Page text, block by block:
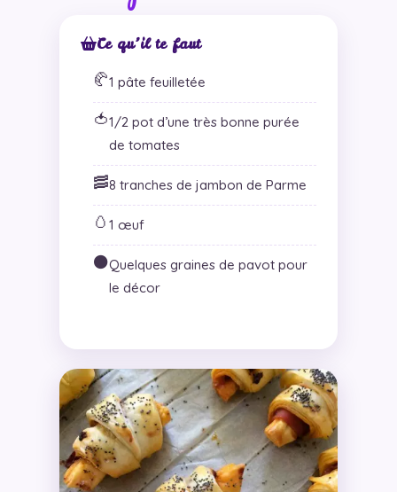
Ce qu’il te faut
🥐1 pâte feuilletée
🍅1/2 pot d’une très bonne purée
de tomates
🥓8 tranches de jambon de Parme
🥚 1 œuf
⚫Quelques graines de pavot pour
le décor